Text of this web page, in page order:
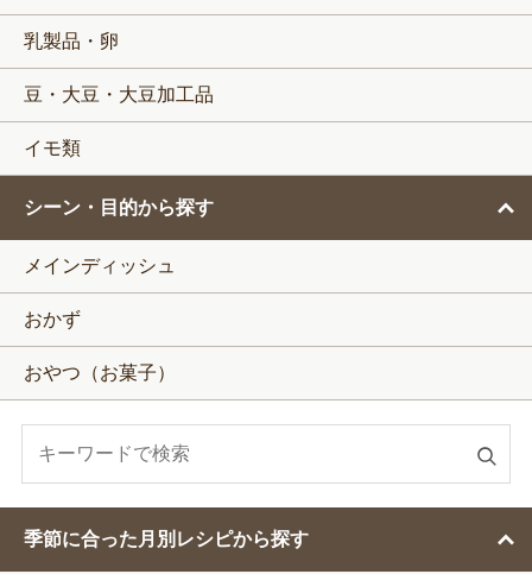
乳製品・卵
豆・大豆・大豆加工品
イモ類
シーン・目的から探す
メインディッシュ
おかず
おやつ（お菓子）
索
季節に合った月別レシピから探す